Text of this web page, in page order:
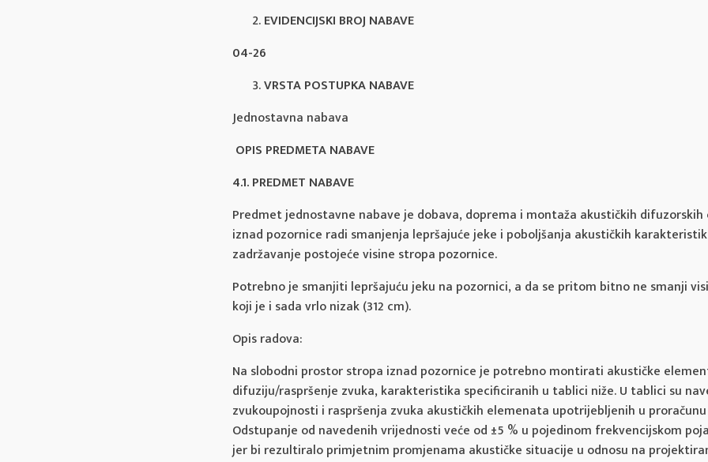
EVIDENCIJSKI BROJ NABAVE
04-26
VRSTA POSTUPKA NABAVE
Jednostavna nabava
OPIS PREDMETA NABAVE
4.1. PREDMET NABAVE
Predmet jednostavne nabave je dobava, doprema i montaža akustičkih
iznad pozornice radi smanjenja lepršajuće jeke i poboljšanja akustičkih
zadržavanje postojeće visine stropa pozornice.
Potrebno je smanjiti lepršajuću jeku na pozornici, a da se pritom bitno ne smanji
koji je i sada vrlo nizak (312 cm).
Opis radova:
Na slobodni prostor stropa iznad pozornice je potrebno montirati akustičke
difuziju/raspršenje zvuka, karakteristika specificiranih u tablici niže. U tablici su
zvukoupojnosti i raspršenja zvuka akustičkih elemenata upotrijebljenih u
Odstupanje od navedenih vrijednosti veće od ±5 % u pojedinom frekvencijskom
jer bi rezultiralo primjetnim promjenama akustičke situacije u odnosu na